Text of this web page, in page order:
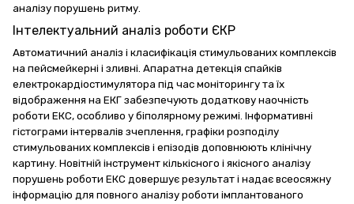
аналізу порушень ритму.
Інтелектуальний аналіз роботи ЄКР
Автоматичний аналіз і класифікація стимульованих комплексів
на пейсмейкерні і зливні. Апаратна детекція спайків
електрокардіостимулятора під час моніторингу та їх
відображення на ЕКГ забезпечують додаткову наочність
роботи ЕКС, особливо у біполярному режимі. Інформативні
гістограми інтервалів зчеплення, графіки розподілу
стимульованих комплексів і епізодів доповнюють клінічну
картину. Новітній інструмент кількісного і якісного аналізу
порушень роботи ЕКС довершує результат і надає всеосяжну
інформацію для повного аналізу роботи імплантованого